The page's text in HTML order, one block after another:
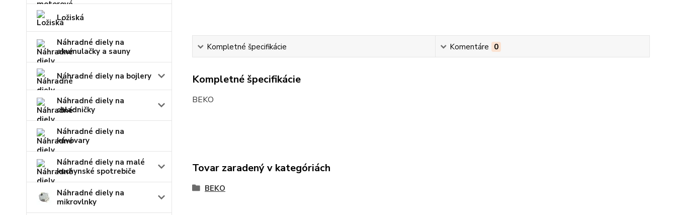
Ložiská
Náhradné diely na
akumulačky a sauny
Náhradné diely na bojlery
Náhradné diely na
chladničky
Náhradné diely na
kávovary
Náhradné diely na malé
kuchynské spotrebiče
Náhradné diely na
mikrovlnky
Kompletné špecifikácie Komentáre 0
Kompletné špecifikácie
BEKO
Tovar zaradený v kategóriách
BEKO